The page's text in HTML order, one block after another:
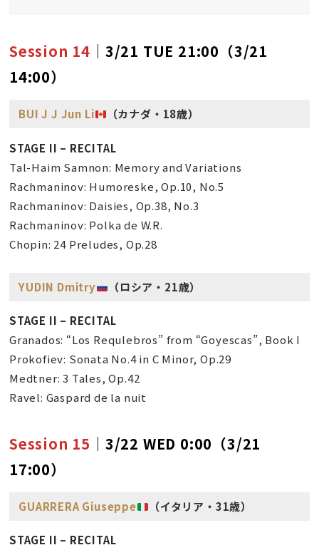
Session 14 ｜3/21 TUE 21:00（3/21
14:00）
BUI J J Jun Li （カナダ・18歳）
STAGE II – RECITAL
Tal-Haim Samnon: Memory and Variations
Rachmaninov: Humoreske, Op.10, No.5
Rachmaninov: Daisies, Op.38, No.3
Rachmaninov: Polka de W.R.
Chopin: 24 Preludes, Op.28
YUDIN Dmitry （ロシア・21歳）
STAGE II – RECITAL
Granados: “Los Requlebros” from “Goyescas”, Book I
Prokofiev: Sonata No.4 in C Minor, Op.29
Medtner: 3 Tales, Op.42
Ravel: Gaspard de la nuit
Session 15 ｜3/22 WED 0:00（3/21
17:00）
GUARRERA Giuseppe （イタリア・31歳）
STAGE II – RECITAL